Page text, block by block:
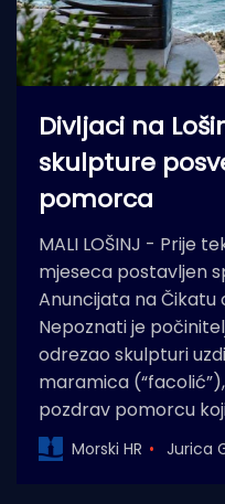
Divljaci na
skulpture
pomorca
MALI LOŠINJ - Prije
mjeseca postavljen
Anuncijata na Čikatu
Nepoznati je
odrezao skulpturi
maramica
pozdrav pomorcu
Morski HR Jurica